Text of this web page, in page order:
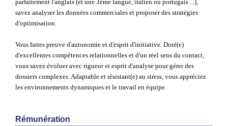
parfaitement l'anglais (et une 3ème langue, italien ou portugais ...),
savez analyser les données commerciales et proposer des stratégies
d'optimisation.
Vous faites preuve d'autonomie et d'esprit d'initiative. Doté(e)
d'excellentes compétences relationnelles et d'un réel sens du contact,
vous savez évoluer avec rigueur et esprit d'analyse pour gérer des
dossiers complexes. Adaptable et résistant(e) au stress, vous appréciez
les environnements dynamiques et le travail en équipe.
Rémunération